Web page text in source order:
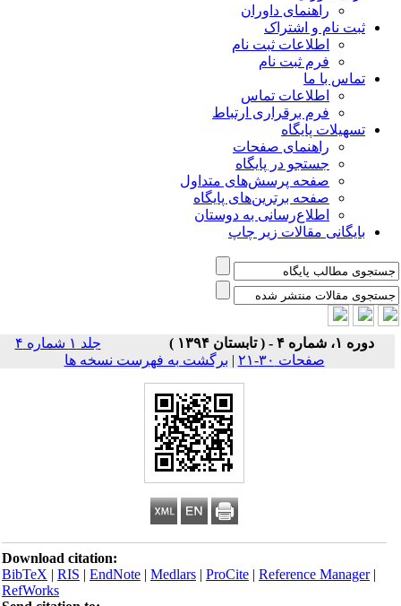
راهنمای داوران
ثبت نام و اشتراک
اطلاعات ثبت نام
فرم ثبت نام
تماس با ما
اطلاعات تماس
فرم برقراری ارتباط
تسهیلات پایگاه
راهنمای صفحات
جستجو در پایگاه
صفحه پرسش‌های متداول
صفحه برترین‌های پایگاه
اطلاع‌رسانی به دوستان
بایگانی مقالات زیر چاپ
دوره ۱، شماره ۴ - ( تابستان ۱۳۹۴ )
جلد ۱ شماره ۴
صفحات ۳۰-۲۱
|برگشت به فهرست نسخه ها
Download citation:
BibTeX|RIS|EndNote|Medlars|ProCite|Reference Manager
RefWorks